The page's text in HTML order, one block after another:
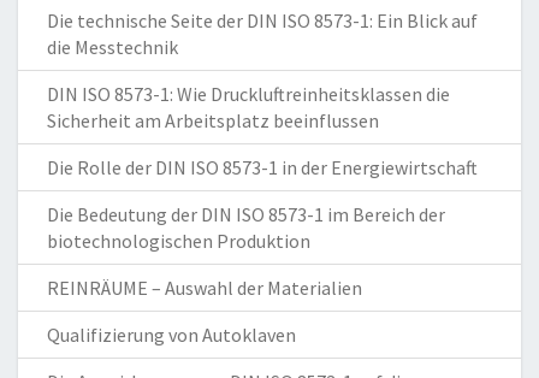
Die technische Seite der DIN ISO 8573-1: Ein Blick auf
die Messtechnik
DIN ISO 8573-1: Wie Druckluftreinheitsklassen die
Sicherheit am Arbeitsplatz beeinflussen
Die Rolle der DIN ISO 8573-1 in der Energiewirtschaft
Die Bedeutung der DIN ISO 8573-1 im Bereich der
biotechnologischen Produktion
REINRÄUME – Auswahl der Materialien
Qualifizierung von Autoklaven